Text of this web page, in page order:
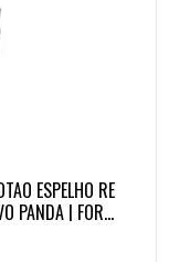
ESPELHO RE
PANDA | FORD